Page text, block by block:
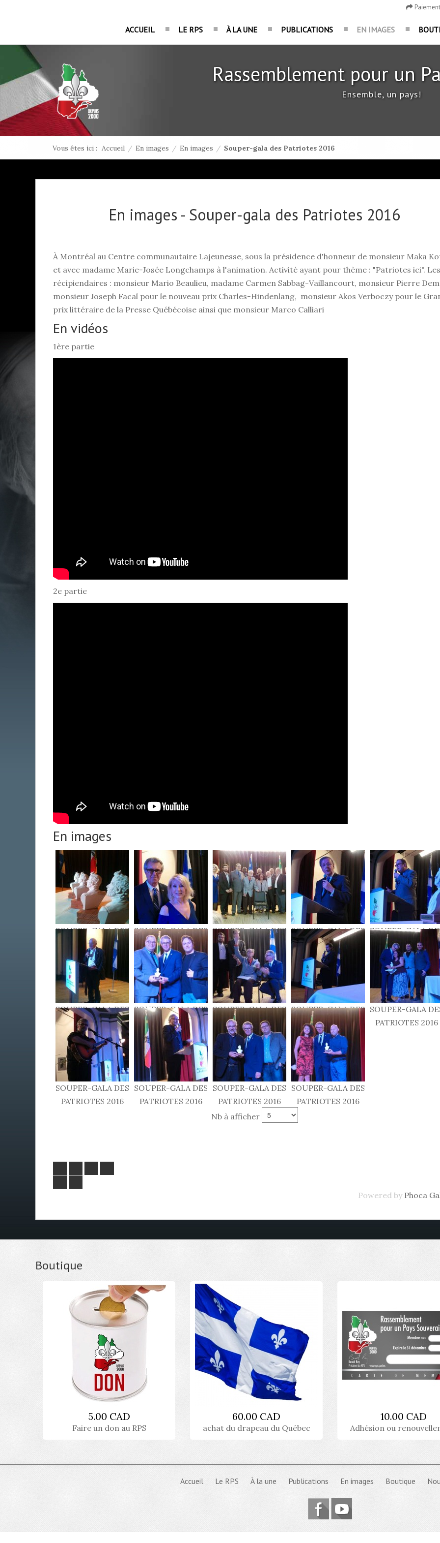
Paiement
ACCUEIL LE RPS À LA UNE PUBLICATIONS EN IMAGES
Rassemblement pour un
Ensemble, un pays!
Vous êtes ici : Accueil / En images / En images / Souper-gala des Patriotes 2016
En images - Souper-gala des Patriotes 2016
À Montréal au Centre communautaire Lajeunesse, sous la présidence d'honneur de monsieur Maka
et avec madame Marie-Josée Longchamps à l'animation. Activité ayant pour thème : "Patriotes ici". Les
récipiendaires : monsieur Mario Beaulieu, madame Carmen Sabbag-Vaillancourt, monsieur Pierre
monsieur Joseph Facal pour le nouveau prix Charles-Hindenlang, monsieur Akos Verboczy pour le
prix littéraire de la Presse Québécoise ainsi que monsieur Marco Calliari
En vidéos
1ère partie
2e partie
En images
SOUPER-GALA DES
PATRIOTES 2016
SOUPER-GALA DES
PATRIOTES 2016
SOUPER-GALA DES
PATRIOTES 2016
SOUPER-GALA DES
PATRIOTES 2016
SOUPER-GALA
PATRIOTES 2016
SOUPER-GALA DES
PATRIOTES 2016
SOUPER-GALA DES
PATRIOTES 2016
SOUPER-GALA DES
PATRIOTES 2016
SOUPER-GALA DES
PATRIOTES 2016
SOUPER-GALA
PATRIOTES 2016
SOUPER-GALA DES
PATRIOTES 2016
SOUPER-GALA DES
PATRIOTES 2016
SOUPER-GALA DES
PATRIOTES 2016
SOUPER-GALA DES
PATRIOTES 2016
Nb à afficher
Powered by Phoca
Boutique
5.00 CAD
Faire un don au RPS
60.00 CAD
achat du drapeau du Québec
10.00 CAD
Adhésion ou
Accueil Le RPS À la une Publications En images Boutique